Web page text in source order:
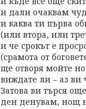
и дали очаквам
и каква ти първа
(или втора, или
и че срокът е
(срамота от
ще отворя мойте
виждате ли – аз ви
Затова ви търся
ден денувам, нощ